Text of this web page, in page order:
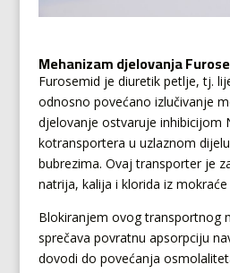
Mehanizam djelovanja
Furosemid je diuretik petlje, tj.
odnosno povećano izlučivanje
djelovanje ostvaruje inhibicijom
kotransportera u uzlaznom
bubrezima. Ovaj transporter je
natrija, kalija i klorida iz
Blokiranjem ovog transportnog
sprečava povratnu apsorpciju
dovodi do povećanja